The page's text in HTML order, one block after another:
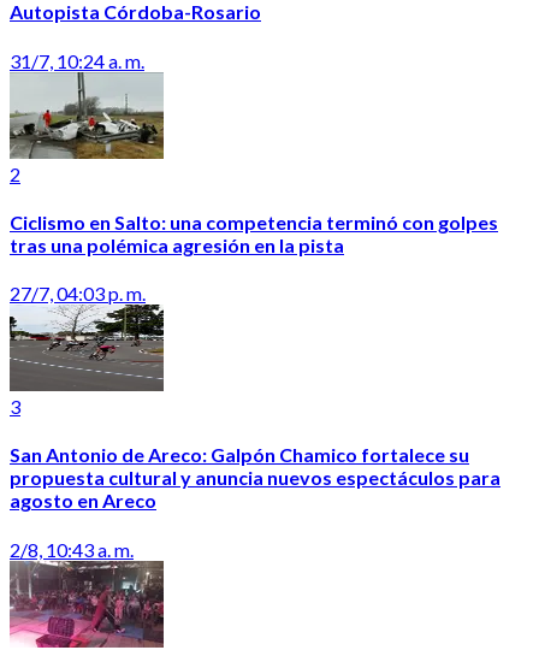
Autopista Córdoba-Rosario
31/7, 10:24 a. m.
2
Ciclismo en Salto: una competencia terminó con golpes
tras una polémica agresión en la pista
27/7, 04:03 p. m.
3
San Antonio de Areco: Galpón Chamico fortalece su
propuesta cultural y anuncia nuevos espectáculos para
agosto en Areco
2/8, 10:43 a. m.